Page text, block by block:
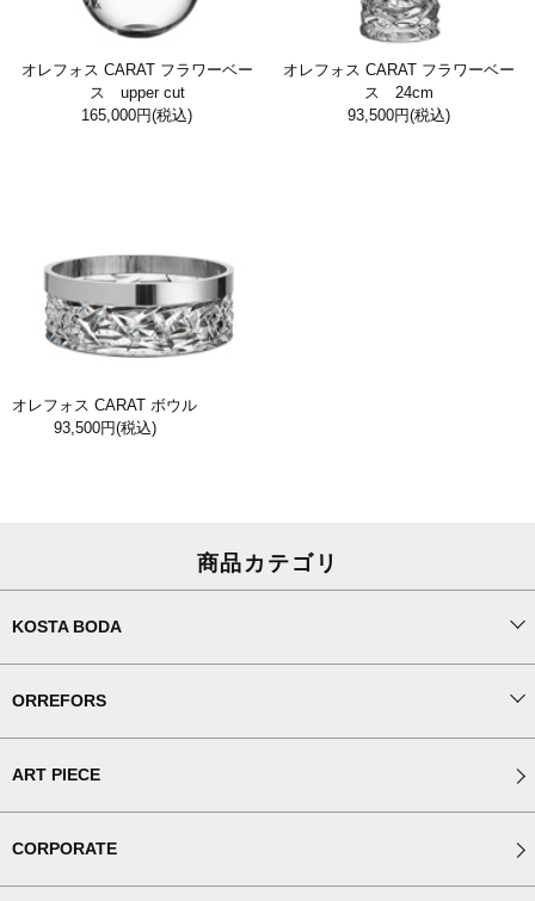
オレフォス CARAT フラワーベー
ス upper cut
165,000円(税込)
オレフォス CARAT フラワーベー
ス 24cm
93,500円(税込)
オレフォス CARAT ボウル
93,500円(税込)
商品カテゴリ
KOSTA BODA
ORREFORS
ART PIECE
CORPORATE